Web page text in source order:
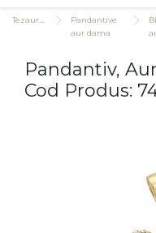
Inele
Bratari
Pandantive
aur dama
Pandantiv,
Cod Produs: